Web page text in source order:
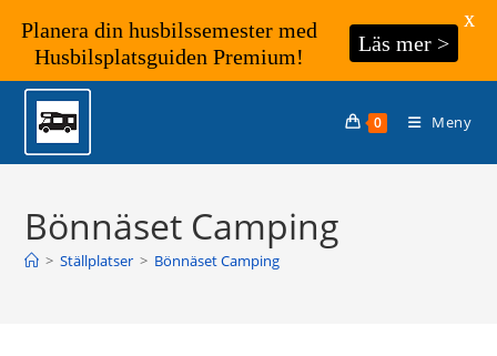
Hoppa
innehållet
0 Meny
Bönnäset Camping
> Ställplatser > Bönnäset Camping
Planera din husbilssemester med
Husbilsplatsguiden Premium!
Läs mer >
X